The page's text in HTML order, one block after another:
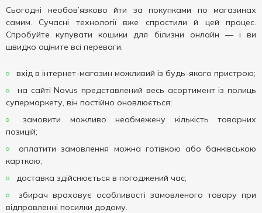
Сьогодні необов’язково йти за покупками по магазинах
самим. Сучасні технології вже спростили й цей процес.
Спробуйте купувати кошики для білизни онлайн — і ви
швидко оціните всі переваги:
вхід в інтернет-магазин можливий із будь-якого пристрою;
на сайті Novus представлений весь асортимент із полиць
супермаркету, він постійно оновлюється;
замовити можливо необмежену кількість товарних
позицій;
оплатити замовлення можна готівкою або банківською
карткою;
доставка здійснюється в погоджений час;
збирач враховує особливості замовленого товару при
відправленні посилки додому.